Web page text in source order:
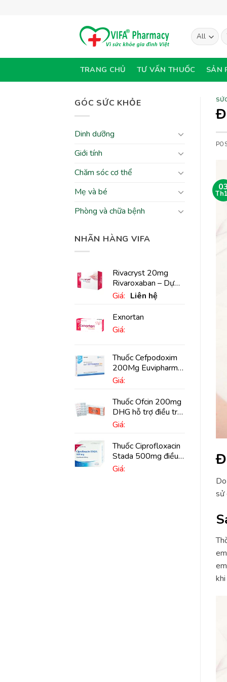
TRANG CHỦ TƯ VẤN THUỐC SẢN
GÓC SỨC KHỎE
Dinh dưỡng
Giới tính
Chăm sóc cơ thể
Mẹ và bé
Phòng và chữa bệnh
NHÃN HÀNG VIFA
Rivacryst 20mg
Rivaroxaban – Dự
phòng đột quỵ,
huyết khối tĩnh mạch
Giá: Liên hệ
Exnortan
Giá:
Thuốc Cefpodoxim
200Mg Euvipharm
điều trị nhiễm khuẩn
Giá:
Thuốc Ofcin 200mg
DHG hỗ trợ điều trị
viêm phế quản nặng
Giá:
Thuốc Ciprofloxacin
Stada 500mg điều
trị nhiễm khuẩn nặng
Giá:
sử